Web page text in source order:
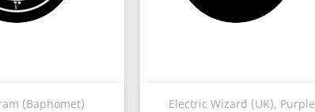
(Baphomet)
Anteprima Electric Wizard (UK), Purple
Anteprima